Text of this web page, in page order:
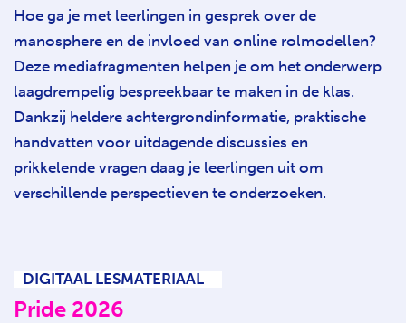
Hoe ga je met leerlingen in gesprek over de
manosphere en de invloed van online rolmodellen?
Deze mediafragmenten helpen je om het onderwerp
laagdrempelig bespreekbaar te maken in de klas.
Dankzij heldere achtergrondinformatie, praktische
handvatten voor uitdagende discussies en
prikkelende vragen daag je leerlingen uit om
verschillende perspectieven te onderzoeken.
DIGITAAL LESMATERIAAL
Pride 2026